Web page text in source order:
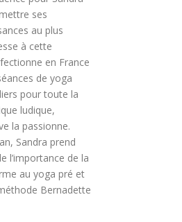
ses
au plus
à cette
en France
de yoga
pour toute la
ludique,
la passionne.
Sandra prend
l’importance de la
au yoga pré et
Bernadette